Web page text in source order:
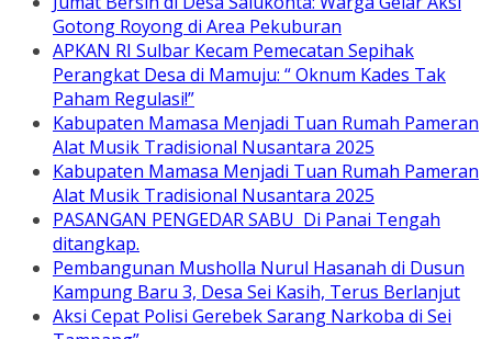
Gotong Royong di Area Pekuburan
APKAN RI Sulbar Kecam Pemecatan Sepihak
Perangkat Desa di Mamuju: “ Oknum Kades Tak
Paham Regulasi!”
Kabupaten Mamasa Menjadi Tuan Rumah Pameran
Alat Musik Tradisional Nusantara 2025
Kabupaten Mamasa Menjadi Tuan Rumah Pameran
Alat Musik Tradisional Nusantara 2025
PASANGAN PENGEDAR SABU Di Panai Tengah
ditangkap.
Pembangunan Musholla Nurul Hasanah di Dusun
Kampung Baru 3, Desa Sei Kasih, Terus Berlanjut
Aksi Cepat Polisi Gerebek Sarang Narkoba di Sei